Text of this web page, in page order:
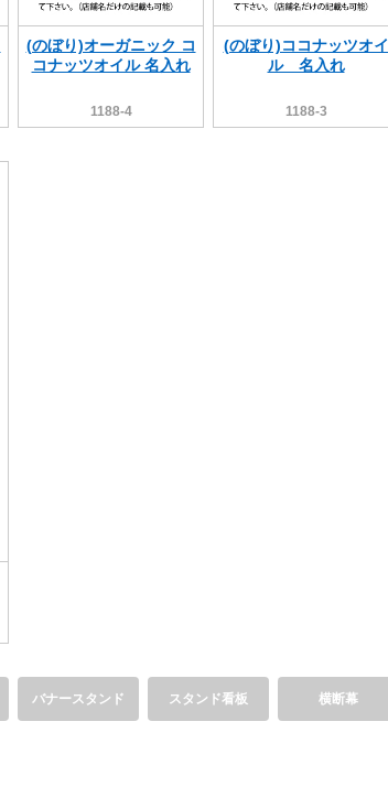
(のぼり)オーガニック コ
コナッツオイル 名入れ
1188-4
(のぼり)ココナッツオイ
ル 名入れ
1188-3
バナースタンド スタンド看板 横断幕